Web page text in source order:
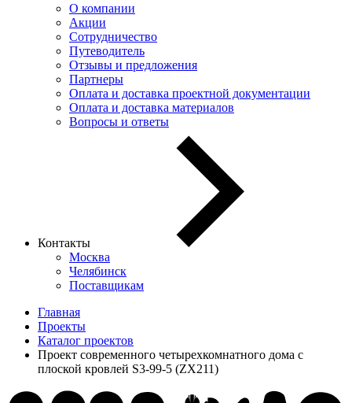
О компании
Акции
Сотрудничество
Путеводитель
Отзывы и предложения
Партнеры
Оплата и доставка проектной документации
Оплата и доставка материалов
Вопросы и ответы
Контакты
Москва
Челябинск
Поставщикам
Главная
Проекты
Каталог проектов
Проект современного четырехкомнатного дома с
плоской кровлей S3-99-5 (ZX211)